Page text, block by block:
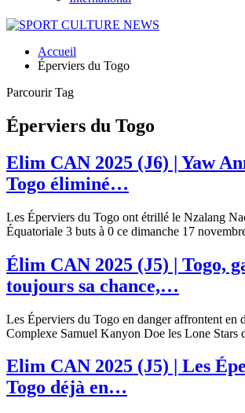
Accueil
Éperviers du Togo
Parcourir Tag
Éperviers du Togo
Elim CAN 2025 (J6) | Yaw
Togo éliminé…
Les Éperviers du Togo ont étrillé le Nzalang
Équatoriale 3 buts à 0 ce dimanche 17
Élim CAN 2025 (J5) | Togo,
toujours sa chance,…
Les Éperviers du Togo en danger affrontent en
Complexe Samuel Kanyon Doe les Lone Stars
Elim CAN 2025 (J5) | Les
Togo déjà en…